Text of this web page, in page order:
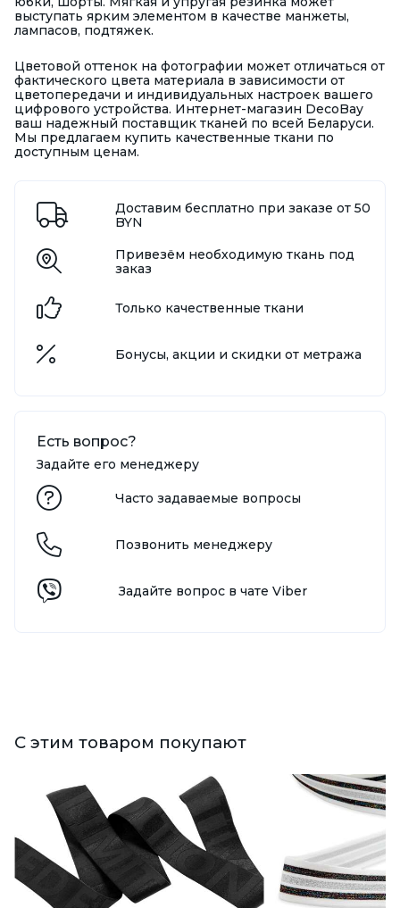
выступать ярким элементом в качестве манжеты,
лампасов, подтяжек.
Цветовой оттенок на фотографии может отличаться от
фактического цвета материала в зависимости от
цветопередачи и индивидуальных настроек вашего
цифрового устройства. Интернет-магазин DecoBay
ваш надежный поставщик тканей по всей Беларуси.
Мы предлагаем купить качественные ткани по
доступным ценам.
Доставим бесплатно при заказе от 50
BYN
Привезём необходимую ткань под
заказ
Только качественные ткани
Бонусы, акции и скидки от метража
Есть вопрос?
Задайте его менеджеру
Часто задаваемые вопросы
Позвонить менеджеру
Задайте вопрос в чате Viber
С этим товаром покупают